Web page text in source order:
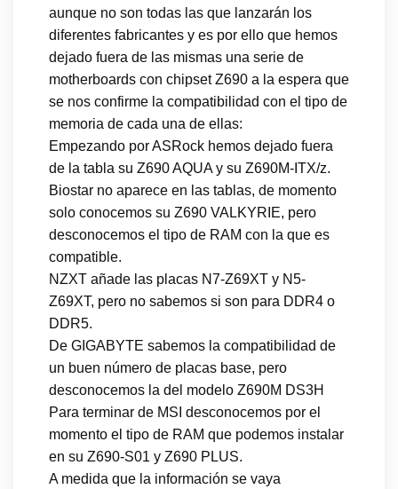
aunque no son todas las que lanzarán los
diferentes fabricantes y es por ello que hemos
dejado fuera de las mismas una serie de
motherboards con chipset Z690 a la espera que
se nos confirme la compatibilidad con el tipo de
memoria de cada una de ellas:
Empezando por ASRock hemos dejado fuera
de la tabla su Z690 AQUA y su Z690M-ITX/z.
Biostar no aparece en las tablas, de momento
solo conocemos su Z690 VALKYRIE, pero
desconocemos el tipo de RAM con la que es
compatible.
NZXT añade las placas N7-Z69XT y N5-
Z69XT, pero no sabemos si son para DDR4 o
DDR5.
De GIGABYTE sabemos la compatibilidad de
un buen número de placas base, pero
desconocemos la del modelo Z690M DS3H
Para terminar de MSI desconocemos por el
momento el tipo de RAM que podemos instalar
en su Z690-S01 y Z690 PLUS.
A medida que la información se vaya